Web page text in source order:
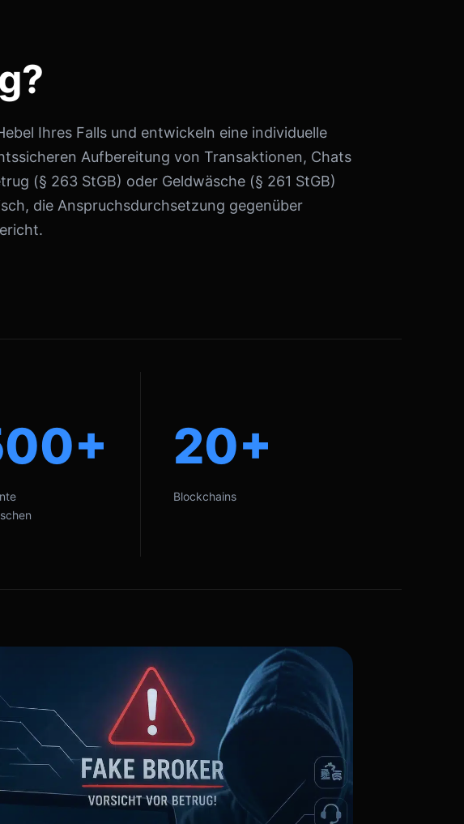
Ihres Falls und entwickeln eine individuelle
Aufbereitung von Transaktionen, Chats
(§ 263 StGB) oder Geldwäsche (§ 261 StGB)
die Anspruchsdurchsetzung gegenüber
20+
Blockchains